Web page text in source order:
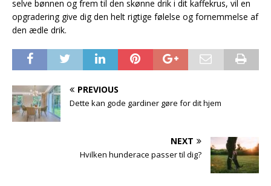
selve bønnen og frem til den skønne drik i dit kaffekrus, vil en
opgradering give dig den helt rigtige følelse og fornemmelse af
den ædle drik.
PREVIOUS
Dette kan gode gardiner gøre for dit hjem
NEXT
Hvilken hunderace passer til dig?